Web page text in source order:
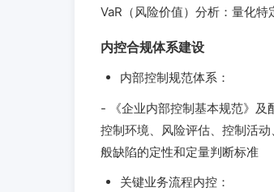
VaR（风险价值）分析：量化
内控合规体系建设
内部控制规范体系：
- 《企业内部控制基本规范》及
控制环境、风险评估、控制活
般缺陷的定性和定量判断标准
关键业务流程内控：